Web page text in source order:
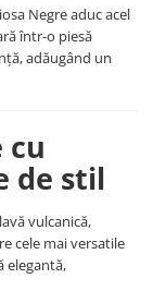
Negre aduc acel
într-o piesă
adăugând un
cu
de stil
vulcanică,
cele mai versatile
elegantă,